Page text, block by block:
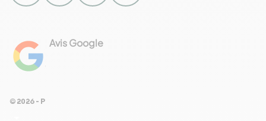
Avis Google
© 2026 - Pour Les Gourmets